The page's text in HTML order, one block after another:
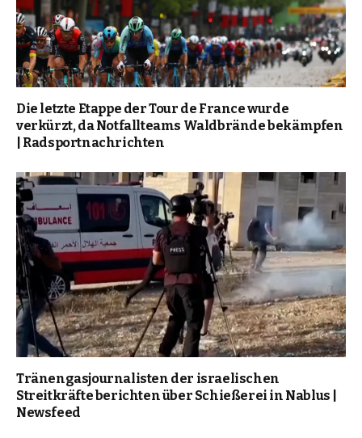
Die letzte Etappe der Tour de France wurde
verkürzt, da Notfallteams Waldbrände bekämpfen
| Radsportnachrichten
Tränengasjournalisten der israelischen
Streitkräfte berichten über Schießerei in Nablus |
Newsfeed